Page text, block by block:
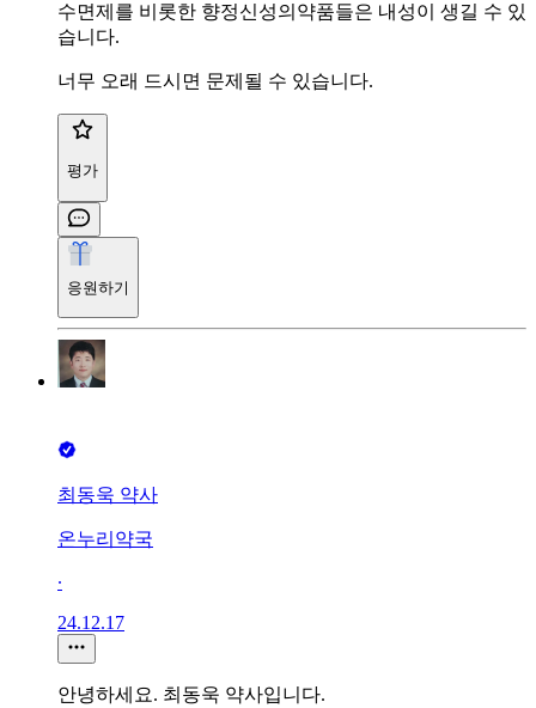
수면제를 비롯한 향정신성의약품들은 내성이 생길 수 있
습니다.
너무 오래 드시면 문제될 수 있습니다.
평가
응원하기
최동욱 약사
온누리약국
∙
24.12.17
안녕하세요. 최동욱 약사입니다.